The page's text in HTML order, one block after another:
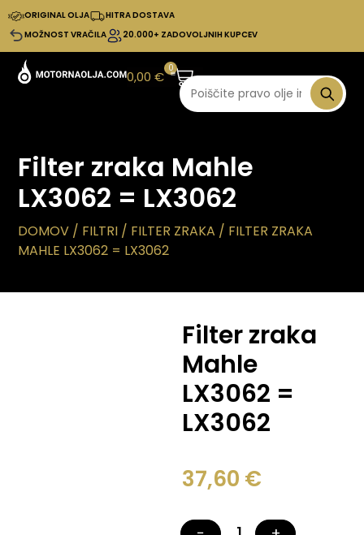
ORIGINAL OLJA
HITRA DOSTAVA
MOŽNOST VRAČILA
20.000+ ZADOVOLJNIH KUPCEV
0,00€
0
Filter zraka Mahle
LX3062 = LX3062
DOMOV / FILTRI / FILTER ZRAKA / FILTER ZRAKA
MAHLE LX3062 = LX3062
Filter zraka
Mahle
LX3062 =
LX3062
37,60 €